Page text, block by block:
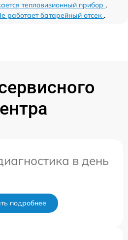
тепловизионный прибор ,
работает батарейный отсек .
в день
подробнее